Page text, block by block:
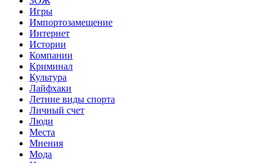
Игры
Импортозамещение
Интернет
Истории
Компании
Криминал
Культура
Лайфхаки
Летние виды спорта
Личный счет
Люди
Места
Мнения
Мода